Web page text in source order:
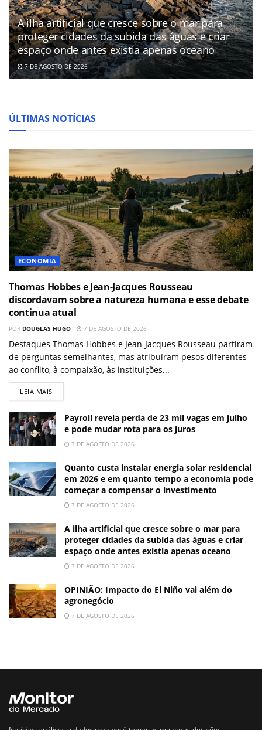
A ilha artificial que cresce sobre o mar para
proteger cidades da subida das águas e criar
espaço onde antes existia apenas oceano
7 DE AGOSTO DE 2026
ÚLTIMAS NOTÍCIAS
ECONOMIA
Thomas Hobbes e Jean-Jacques Rousseau
discordavam sobre a natureza humana e esse debate
continua atual
POR DOUGLAS HUGO 7 DE AGOSTO DE 2026
Destaques Thomas Hobbes e Jean-Jacques Rousseau partiram
de perguntas semelhantes, mas atribuíram pesos diferentes
ao conflito, à compaixão, às instituições...
LEIA MAIS
Payroll revela perda de 23 mil vagas em julho
e pode mudar rota para os juros
7 DE AGOSTO DE 2026
Quanto custa instalar energia solar residencial
em 2026 e em quanto tempo a economia pode
começar a compensar o investimento
7 DE AGOSTO DE 2026
A ilha artificial que cresce sobre o mar para
proteger cidades da subida das águas e criar
espaço onde antes existia apenas oceano
7 DE AGOSTO DE 2026
OPINIÃO: Impacto do El Niño vai além do
agronegócio
7 DE AGOSTO DE 2026